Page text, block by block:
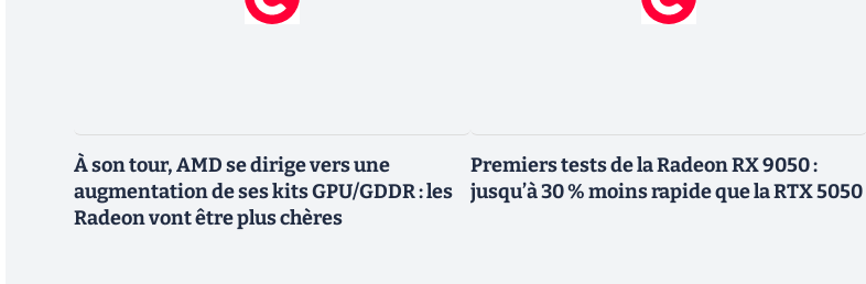
À son tour, AMD se dirige vers une
augmentation de ses kits GPU/GDDR : les
Radeon vont être plus chères
Premiers tests de la Radeon RX 9050 :
jusqu’à 30 % moins rapide que la RTX 5050